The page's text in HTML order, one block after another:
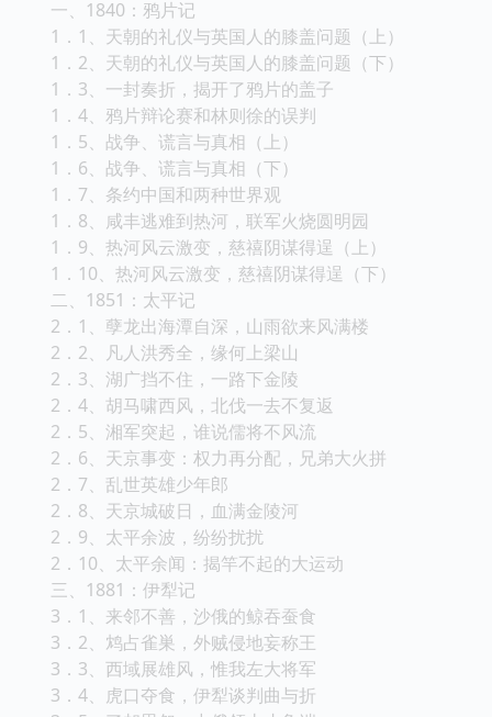
一、1840：鸦片记
1．1、天朝的礼仪与英国人的膝盖问题（上）
1．2、天朝的礼仪与英国人的膝盖问题（下）
1．3、一封奏折，揭开了鸦片的盖子
1．4、鸦片辩论赛和林则徐的误判
1．5、战争、谎言与真相（上）
1．6、战争、谎言与真相（下）
1．7、条约中国和两种世界观
1．8、咸丰逃难到热河，联军火烧圆明园
1．9、热河风云激变，慈禧阴谋得逞（上）
1．10、热河风云激变，慈禧阴谋得逞（下）
二、1851：太平记
2．1、孽龙出海潭自深，山雨欲来风满楼
2．2、凡人洪秀全，缘何上梁山
2．3、湖广挡不住，一路下金陵
2．4、胡马啸西风，北伐一去不复返
2．5、湘军突起，谁说儒将不风流
2．6、天京事变：权力再分配，兄弟大火拼
2．7、乱世英雄少年郎
2．8、天京城破日，血满金陵河
2．9、太平余波，纷纷扰扰
2．10、太平余闻：揭竿不起的大运动
三、1881：伊犁记
3．1、来邻不善，沙俄的鲸吞蚕食
3．2、鸩占雀巣，外贼侵地妄称王
3．3、西域展雄风，惟我左大将军
3．4、虎口夺食，伊犁谈判曲与折